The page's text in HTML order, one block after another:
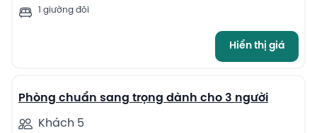
1 giường đôi
Hiển thị giá
4
Phòng chuẩn sang trọng dành cho 3 người
Khách 5